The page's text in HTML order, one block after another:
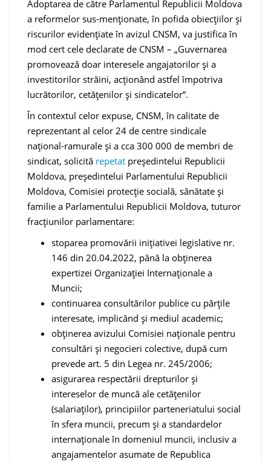
Adoptarea de către Parlamentul Republicii Moldova
a reformelor sus-menționate, în pofida obiecțiilor și
riscurilor evidențiate în avizul CNSM, va justifica în
mod cert cele declarate de CNSM – „Guvernarea
promovează doar interesele angajatorilor și a
investitorilor străini, acționând astfel împotriva
lucrătorilor, cetățenilor și sindicatelor”.
În contextul celor expuse, CNSM, în calitate de
reprezentant al celor 24 de centre sindicale
național-ramurale și a cca 300 000 de membri de
sindicat, solicită repetat președintelui Republicii
Moldova, președintelui Parlamentului Republicii
Moldova, Comisiei protecție socială, sănătate și
familie a Parlamentului Republicii Moldova, tuturor
fracțiunilor parlamentare:
stoparea promovării inițiativei legislative nr.
146 din 20.04.2022, până la obținerea
expertizei Organizației Internaționale a
Muncii;
continuarea consultărilor publice cu părțile
interesate, implicând și mediul academic;
obținerea avizului Comisiei naționale pentru
consultări și negocieri colective, după cum
prevede art. 5 din Legea nr. 245/2006;
asigurarea respectării drepturilor și
intereselor de muncă ale cetățenilor
(salariaților), principiilor parteneriatului social
în sfera muncii, precum și a standardelor
internaționale în domeniul muncii, inclusiv a
angajamentelor asumate de Republica